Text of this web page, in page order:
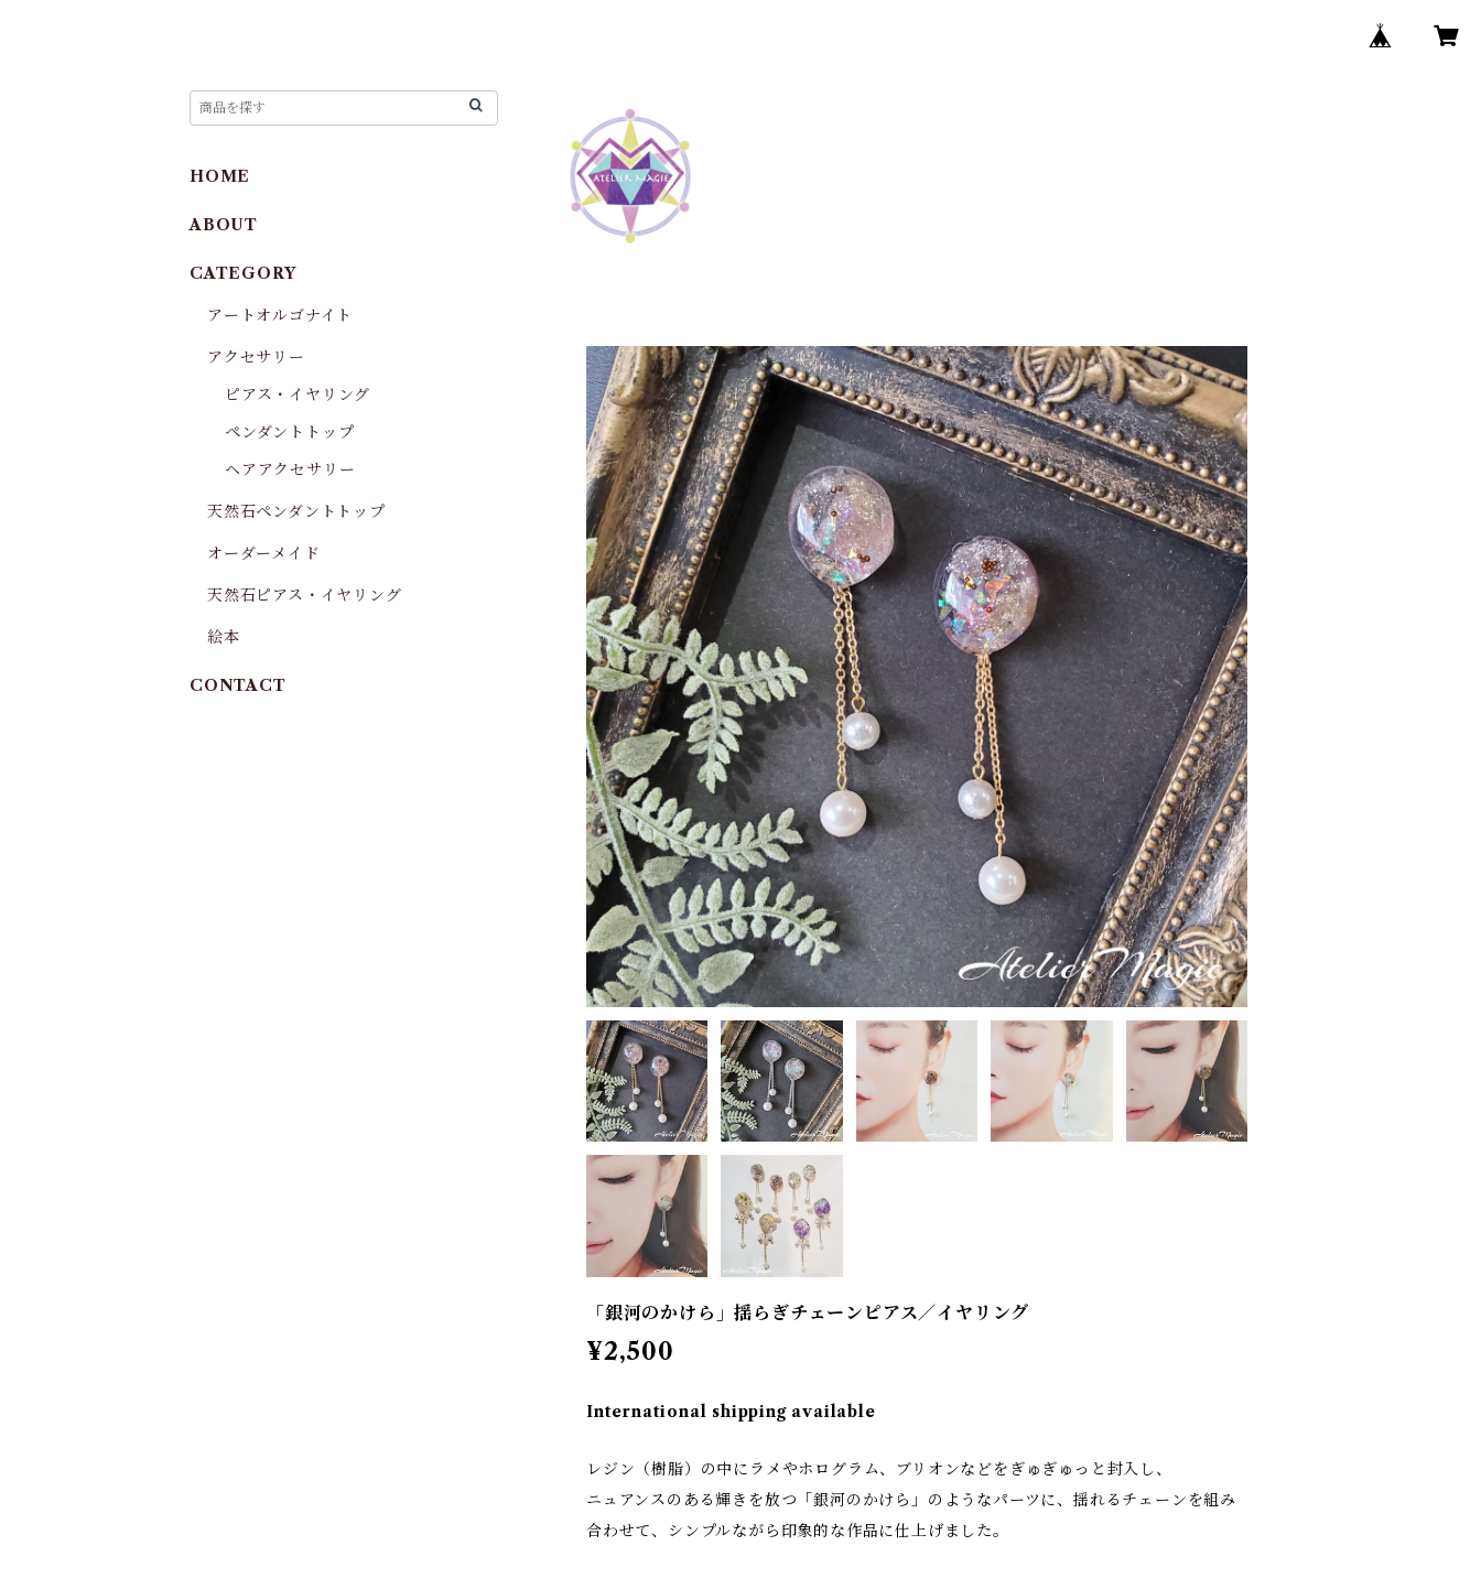
「銀河のかけら」揺らぎチェーンピアス／イヤリング
¥2,500
International shipping available
レジン（樹脂）の中にラメやホログラム、ブリオンなどをぎゅぎゅっと封入し、
ニュアンスのある輝きを放つ「銀河のかけら」のようなパーツに、揺れるチェーンを組み
合わせて、シンプルながら印象的な作品に仕上げました。
HOME
ABOUT
CATEGORY
アートオルゴナイト
アクセサリー
ピアス・イヤリング
ペンダントトップ
ヘアアクセサリー
天然石ペンダントトップ
オーダーメイド
天然石ピアス・イヤリング
絵本
CONTACT